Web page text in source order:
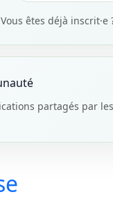
Vous êtes déjà inscrit·e
partagés par les